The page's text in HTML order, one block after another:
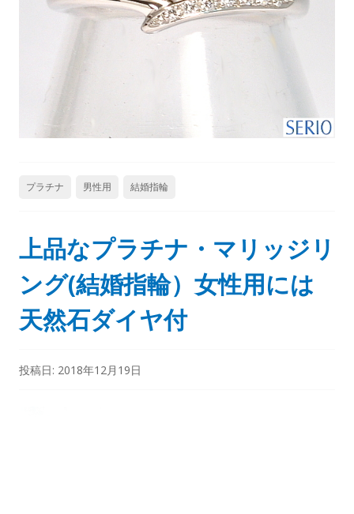
プラチナ 男性用 結婚指輪
上品なプラチナ・マリッジリ
ング(結婚指輪）女性用には
天然石ダイヤ付
投稿日: 2018年12月19日